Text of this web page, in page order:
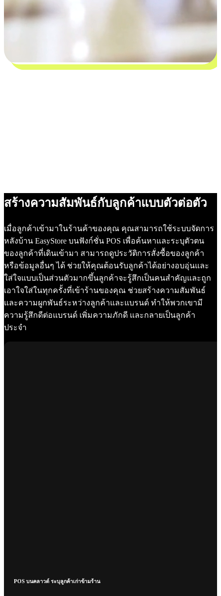
สร้างความสัมพันธ์กับลูกค้าแบบตัวต่อตัว
เมื่อลูกค้าเข้ามาในร้านค้าของคุณ คุณสามารถใช้ระบบจัดการ
หลังบ้าน EasyStore บนฟังก์ชั่น POS เพื่อค้นหาและระบุตัวตน
ของลูกค้าที่เดินเข้ามา สามารถดูประวัติการสั่งซื้อของลูกค้า
หรือข้อมูลอื่นๆ ได้ ช่วยให้คุณต้อนรับลูกค้าได้อย่างอบอุ่นและ
ใส่ใจแบบเป็นส่วนตัวมากขึ้นลูกค้าจะรู้สึกเป็นคนสำคัญและถูก
เอาใจใส่ในทุกครั้งที่เข้าร้านของคุณ ช่วยสร้างความสัมพันธ์
และความผูกพันธ์ระหว่างลูกค้าและแบรนด์ ทำให้พวกเขามี
ความรู้สึกดีต่อแบรนด์ เพิ่มความภักดี และกลายเป็นลูกค้า
ประจำ
POS บนคลาวด์ ระบุลูกค้าเก่าข้ามร้าน